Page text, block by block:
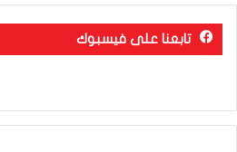
تابعنا على فيسبوك